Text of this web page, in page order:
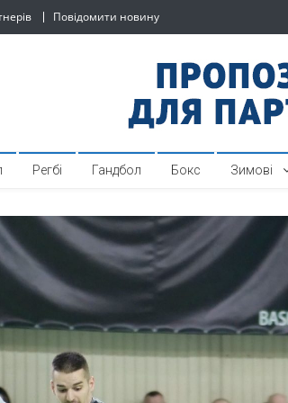
Повідомити новину
спортивний
Регбі Гандбол Бокс Зимові